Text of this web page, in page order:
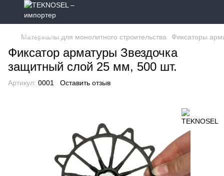
Материалы для монолитного строительства Фиксаторы
Фиксатор арматуры Звездочка
защитный слой 25 мм, 500 шт.
Артикул: 0001 Оставить отзыв